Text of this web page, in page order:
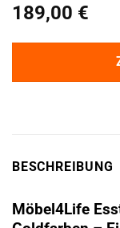
189,00 €
BESCHREIBUNG
Möbel4Life